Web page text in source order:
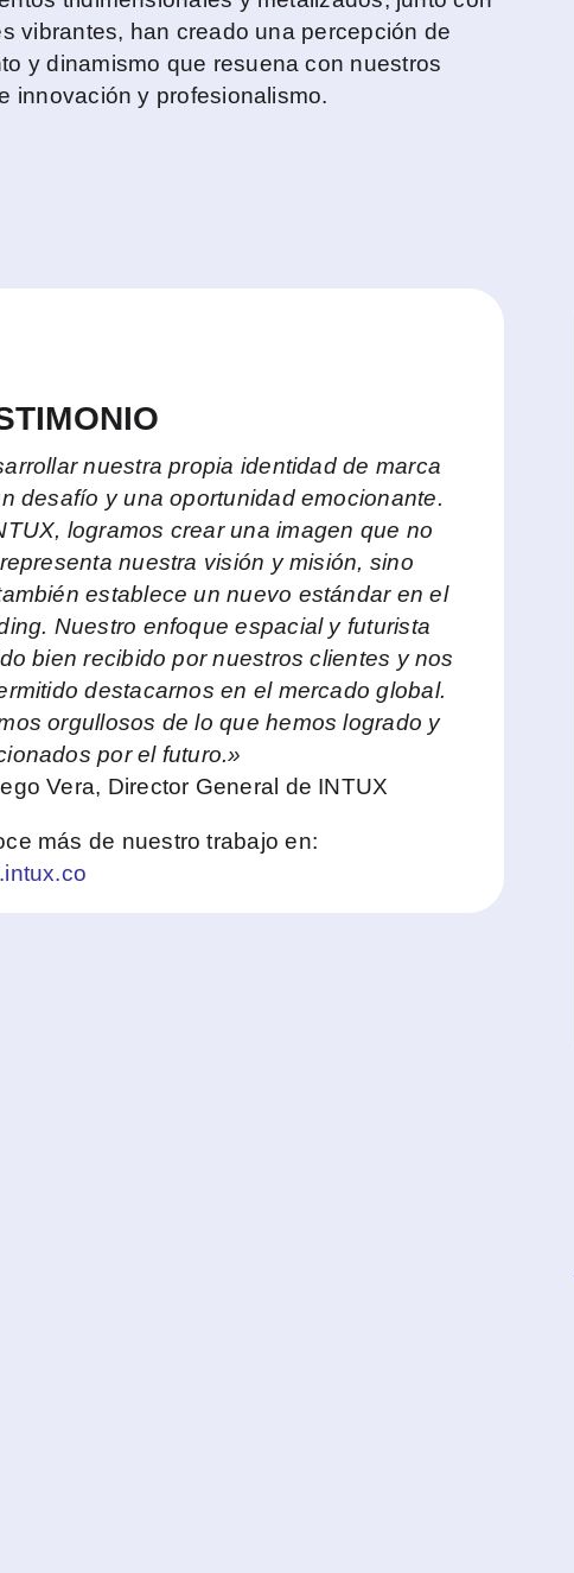
vibrantes, han creado una percepción de
y dinamismo que resuena con nuestros
innovación y profesionalismo.
nuestra propia identidad de marca
desafío y una oportunidad emocionante.
logramos crear una imagen que no
nuestra visión y misión, sino
establece un nuevo estándar en el
Nuestro enfoque espacial y futurista
bien recibido por nuestros clientes y nos
destacarnos en el mercado global.
orgullosos de lo que hemos logrado y
por el futuro.»
Vera, Director General de INTUX
más de nuestro trabajo en: